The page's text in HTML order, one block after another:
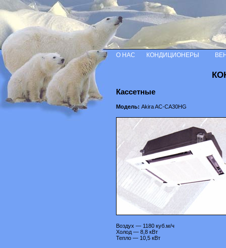
Кассетные
Модель: Akira AC-CA30HG
Воздух — 1180 куб.м/ч
Холод — 8,8 кВт
Тепло — 10,5 кВт
О НАС КОНДИЦИОНЕРЫ